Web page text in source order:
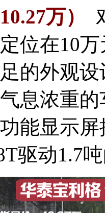
万）
位在10
的外观
息浓重
能显示
驱动1.7